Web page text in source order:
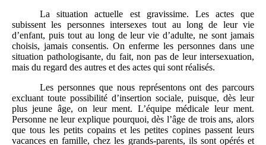
La situation actuelle est gravissime. Les actes que
subissent les personnes intersexes tout au long de leur vie
d’enfant, puis tout au long de leur vie d’adulte, ne sont jamais
choisis, jamais consentis. On enferme les personnes dans une
situation pathologisante, du fait, non pas de leur intersexuation,
mais du regard des autres et des actes qui sont réalisés.
Les personnes que nous représentons ont des parcours
excluant toute possibilité d’insertion sociale, puisque, dès leur
plus jeune âge, on leur ment. L’équipe médicale leur ment.
Personne ne leur explique pourquoi, dès l’âge de trois ans, alors
que tous les petits copains et les petites copines passent leurs
vacances en famille, chez les grands-parents, ils sont opérés et